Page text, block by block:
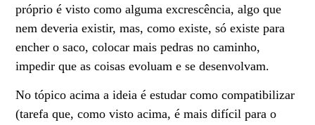
próprio é visto como alguma excrescência, algo que
nem deveria existir, mas, como existe, só existe para
encher o saco, colocar mais pedras no caminho,
impedir que as coisas evoluam e se desenvolvam.
No tópico acima a ideia é estudar como compatibilizar
(tarefa que, como visto acima, é mais difícil para o